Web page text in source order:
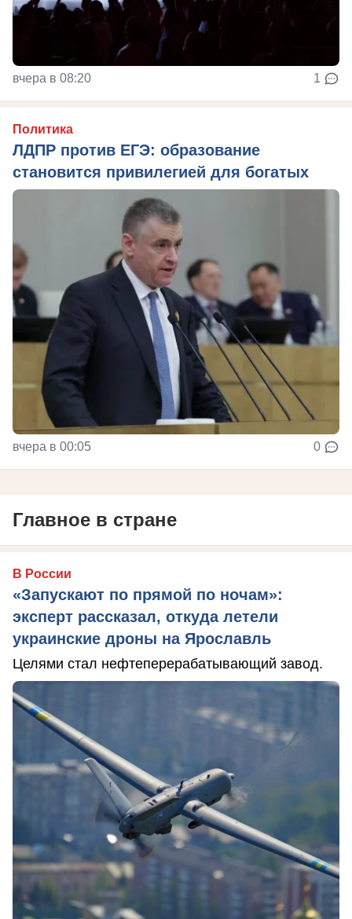
вчера в 08:20 1
Политика
ЛДПР против ЕГЭ: образование
становится привилегией для богатых
вчера в 00:05 0
Главное в стране
В России
«Запускают по прямой по ночам»:
эксперт рассказал, откуда летели
украинские дроны на Ярославль
Целями стал нефтеперерабатывающий завод.